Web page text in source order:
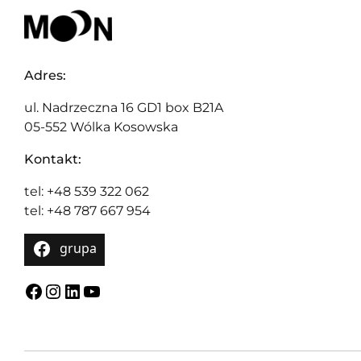
Adres:
ul. Nadrzeczna 16 GD1 box B21A
05-552 Wólka Kosowska
Kontakt:
tel: +48 539 322 062
tel: +48 787 667 954
grupa
Facebook
Instagram
LinkedIn
YouTube